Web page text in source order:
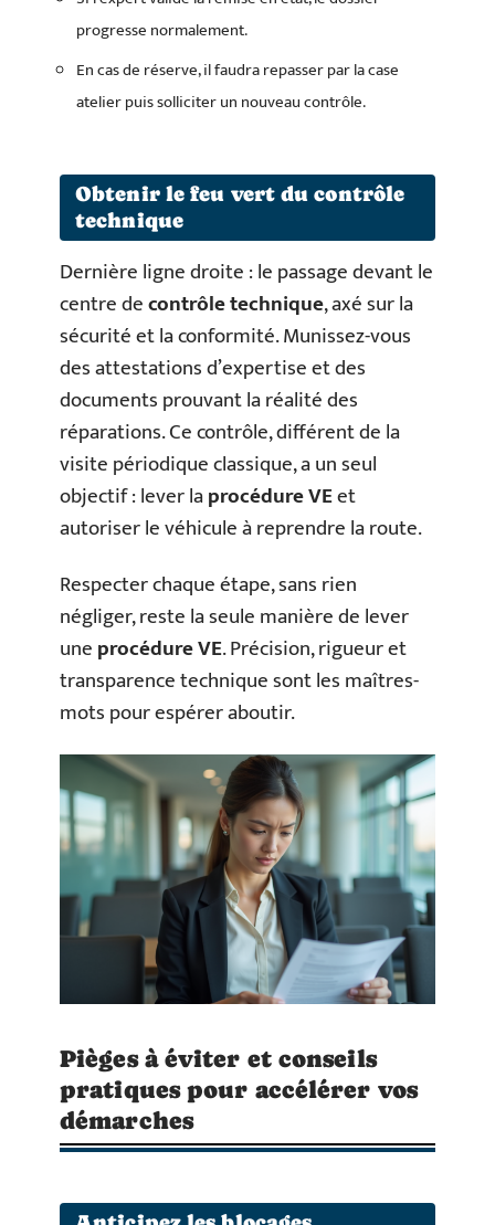
progresse normalement.
En cas de réserve, il faudra repasser par la case
atelier puis solliciter un nouveau contrôle.
Obtenir le feu vert du contrôle
technique
Dernière ligne droite : le passage devant le
centre decontrôle technique, axé sur la
sécurité et la conformité. Munissez-vous
des attestations d’expertise et des
documents prouvant la réalité des
réparations. Ce contrôle, différent de la
visite périodique classique, a un seul
objectif : lever laprocédure VEet
autoriser le véhicule à reprendre la route.
Respecter chaque étape, sans rien
négliger, reste la seule manière de lever
uneprocédure VE. Précision, rigueur et
transparence technique sont les maîtres-
mots pour espérer aboutir.
Pièges à éviter et conseils
pratiques pour accélérer vos
démarches